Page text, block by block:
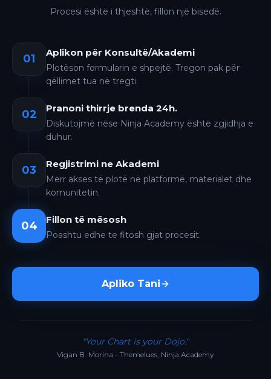
Procesi është i thjeshtë, fillon një bisedë.
01 Aplikon për Konsultë/Akademi
Plotëson formularin e shpejtë. Tregon pak për
qëllimet tua në tregti.
02 Pranoni thirrje brenda 24h.
Diskutojmë nëse Ninja Academy është zgjidhja e
duhur.
03 Regjistrimi ne Akademi
Merr akses të plotë në platformë, materialet dhe
komunitetin.
04 Fillon të mësosh
Poashtu edhe te fitosh gjat procesit.
Apliko Tani
"Your Chart is your Dojo."
Vigan B. Morina - Themelues, Ninja Academy